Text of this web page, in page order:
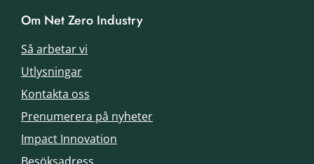
Om Net Zero Industry
Så arbetar vi
Utlysningar
Kontakta oss
Prenumerera på nyheter
Impact Innovation